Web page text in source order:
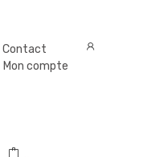
Contact
Mon compte